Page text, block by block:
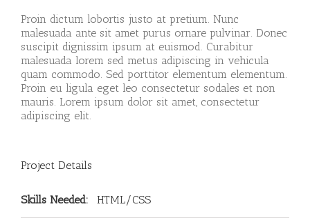
Proin dictum lobortis justo at pretium. Nunc
malesuada ante sit amet purus ornare pulvinar. Donec
suscipit dignissim ipsum at euismod. Curabitur
malesuada lorem sed metus adipiscing in vehicula
quam commodo. Sed porttitor elementum elementum.
Proin eu ligula eget leo consectetur sodales et non
mauris. Lorem ipsum dolor sit amet, consectetur
adipiscing elit.
Project Details
Skills Needed: HTML/CSS